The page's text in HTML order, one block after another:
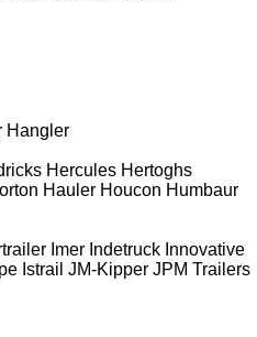
Hangler
Hercules Hertoghs
Hauler Houcon Humbaur
Imer Indetruck Innovative
Istrail JM-Kipper JPM Trailers